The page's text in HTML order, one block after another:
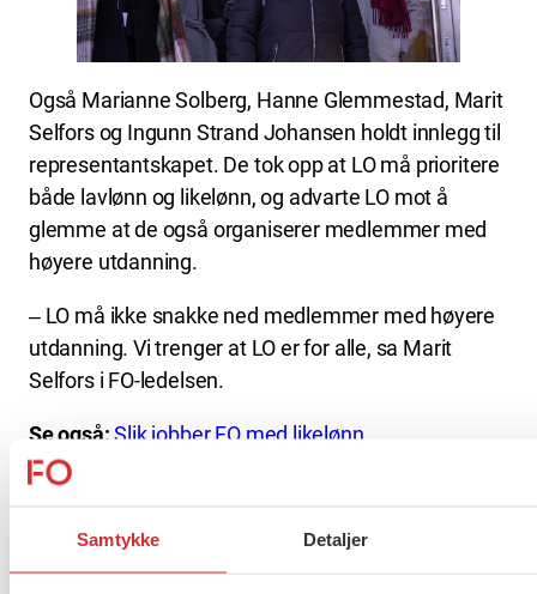
Samtykke Detaljer
Også Marianne Solberg, Hanne Glemmestad, Marit
Selfors og Ingunn Strand Johansen holdt innlegg til
representantskapet. De tok opp at LO må prioritere
både lavlønn og likelønn, og advarte LO mot å
glemme at de også organiserer medlemmer med
høyere utdanning.
‒ LO må ikke snakke ned medlemmer med høyere
utdanning. Vi trenger at LO er for alle, sa Marit
Selfors i FO-ledelsen.
Se også: Slik jobber FO med likelønn